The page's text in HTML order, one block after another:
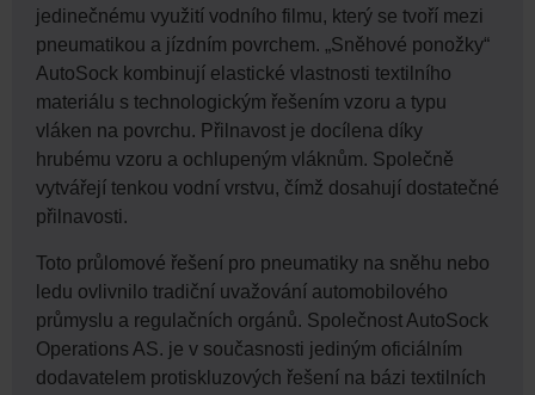
jedinečnému využití vodního filmu, který se tvoří mezi
pneumatikou a jízdním povrchem. „Sněhové ponožky“
AutoSock kombinují elastické vlastnosti textilního
materiálu s technologickým řešením vzoru a typu
vláken na povrchu. Přilnavost je docílena díky
hrubému vzoru a ochlupeným vláknům. Společně
vytvářejí tenkou vodní vrstvu, čímž dosahují dostatečné
přilnavosti.
Toto průlomové řešení pro pneumatiky na sněhu nebo
ledu ovlivnilo tradiční uvažování automobilového
průmyslu a regulačních orgánů. Společnost AutoSock
Operations AS. je v současnosti jediným oficiálním
dodavatelem protiskluzových řešení na bázi textilních